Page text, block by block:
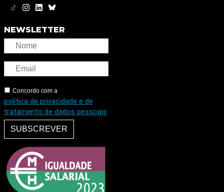
NEWSLETTER
Concordo com a
política de privacidade e de
tratamento de dados pessoais
SUBSCREVER